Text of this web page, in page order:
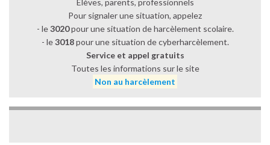
Pour signaler une situation, appelez
- le3020pour une situation de harcèlement scolaire.
- le3018pour une situation de cyberharcèlement.
Service et appel gratuits
Toutes les informations sur le site
Non au harcèlement